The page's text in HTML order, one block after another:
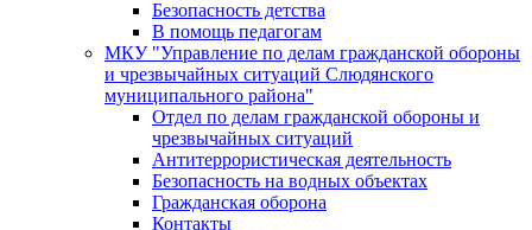
Безопасность детства
В помощь педагогам
МКУ "Управление по делам гражданской обороны
и чрезвычайных ситуаций Слюдянского
муниципального района"
Отдел по делам гражданской обороны и
чрезвычайных ситуаций
Антитеррористическая деятельность
Безопасность на водных объектах
Гражданская оборона
Контакты